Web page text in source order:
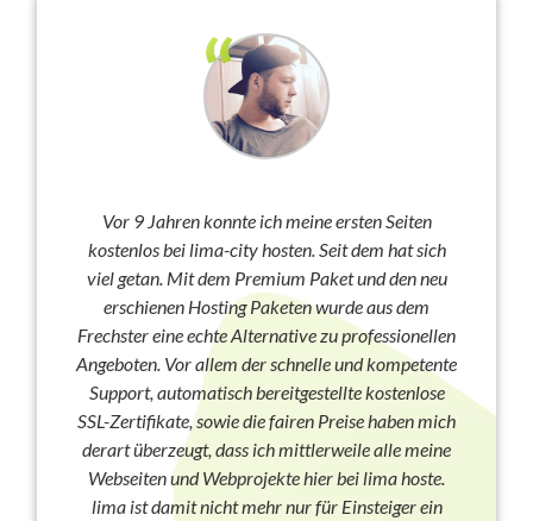
Vor 9 Jahren konnte ich meine ersten Seiten
kostenlos bei lima-city hosten. Seit dem hat sich
viel getan. Mit dem Premium Paket und den neu
erschienen Hosting Paketen wurde aus dem
Frechster eine echte Alternative zu professionellen
Angeboten. Vor allem der schnelle und kompetente
Support, automatisch bereitgestellte kostenlose
SSL-Zertifikate, sowie die fairen Preise haben mich
derart überzeugt, dass ich mittlerweile alle meine
Webseiten und Webprojekte hier bei lima hoste.
lima ist damit nicht mehr nur für Einsteiger ein